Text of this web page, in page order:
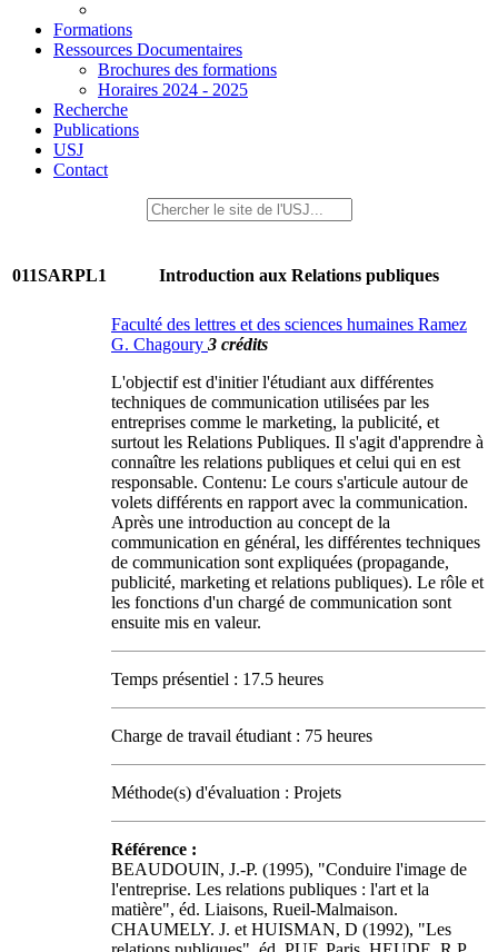
Formations
Ressources Documentaires
Brochures des formations
Horaires 2024 - 2025
Recherche
Publications
USJ
Contact
011SARPL1 Introduction aux Relations publiques
Faculté des lettres et des sciences humaines Ramez
G. Chagoury 3 crédits
L'objectif est d'initier l'étudiant aux différentes
techniques de communication utilisées par les
entreprises comme le marketing, la publicité, et
surtout les Relations Publiques. Il s'agit d'apprendre à
connaître les relations publiques et celui qui en est
responsable. Contenu: Le cours s'articule autour de
volets différents en rapport avec la communication.
Après une introduction au concept de la
communication en général, les différentes techniques
de communication sont expliquées (propagande,
publicité, marketing et relations publiques). Le rôle et
les fonctions d'un chargé de communication sont
ensuite mis en valeur.
Temps présentiel : 17.5 heures
Charge de travail étudiant : 75 heures
Méthode(s) d'évaluation : Projets
Référence :
BEAUDOUIN, J.-P. (1995), "Conduire l'image de
l'entreprise. Les relations publiques : l'art et la
matière", éd. Liaisons, Rueil-Malmaison.
CHAUMELY. J. et HUISMAN, D (1992), "Les